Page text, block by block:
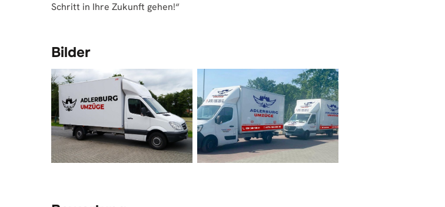
Schritt in Ihre Zukunft gehen!“
Bilder